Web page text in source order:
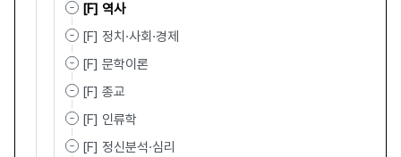
[F] 역사
[F] 정치·사회·경제
[F] 문학이론
[F] 종교
[F] 인류학
[F] 정신분석·심리